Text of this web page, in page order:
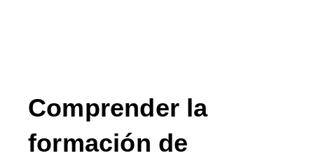
Comprender la
formación de